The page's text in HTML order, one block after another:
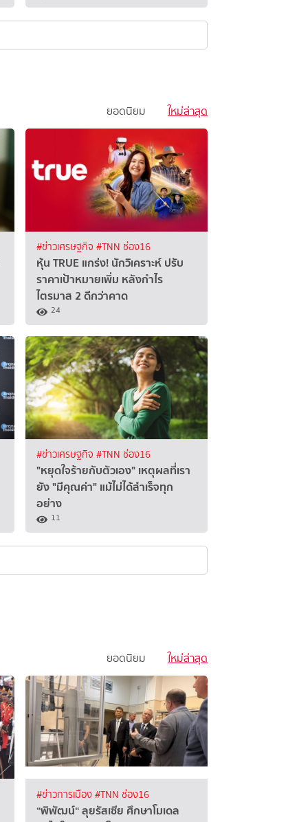
ใหม่ล่าสุด
ยอดนิยม
#ข่าวเศรษฐกิจ #TNN ช่อง16
หุ้น TRUE แกร่ง! นักวิเคราะห์ ปรับ
ราคาเป้าหมายเพิ่ม หลังกำไร
ไตรมาส 2 ดีกว่าคาด
24
#ข่าวเศรษฐกิจ #TNN ช่อง16
"หยุดใจร้ายกับตัวเอง" เหตุผลที่เรา
ยัง "มีคุณค่า" แม้ไม่ได้สำเร็จทุก
อย่าง
11
ใหม่ล่าสุด
ยอดนิยม
#ข่าวการเมือง#TNN ช่อง16
“พิพัฒน์“ ลุยรัสเซีย ศึกษาโมเดล